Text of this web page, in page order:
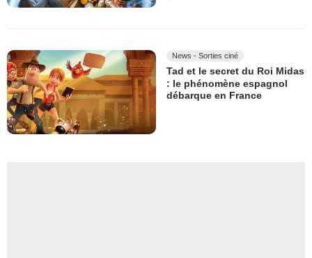
News - Sorties ciné
Tad et le secret du Roi Midas
: le phénomène espagnol
débarque en France